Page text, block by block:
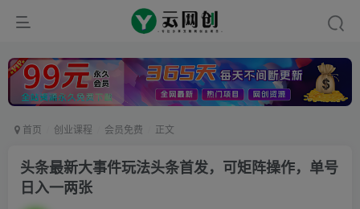
首页 创业课程 会员免费 正文
头条最新大事件玩法头条首发，可矩阵操作，单号
日入一两张